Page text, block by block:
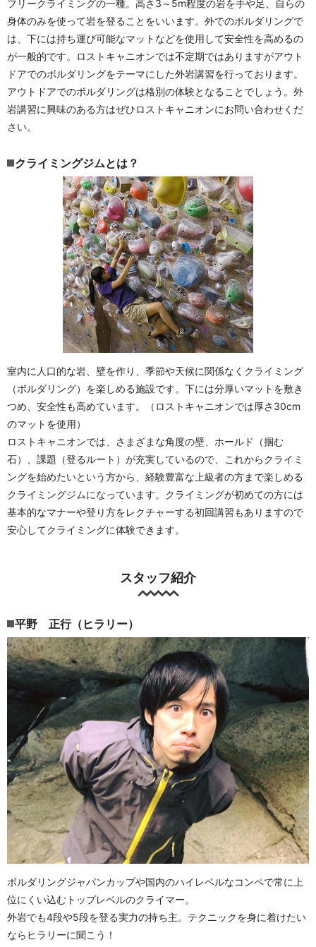
フリークライミングの一種。高さ3～5m程度の岩を手や足、自らの
身体のみを使って岩を登ることをいいます。外でのボルダリングで
は、下には持ち運び可能なマットなどを使用して安全性を高めるの
が一般的です。ロストキャニオンでは不定期ではありますがアウト
ドアでのボルダリングをテーマにした外岩講習を行っております。
アウトドアでのボルダリングは格別の体験となることでしょう。外
岩講習に興味のある方はぜひロストキャニオンにお問い合わせくだ
さい。
クライミングジムとは？
室内に人口的な岩、壁を作り、季節や天候に関係なくクライミング
（ボルダリング）を楽しめる施設です。下には分厚いマットを敷き
つめ、安全性も高めています。（ロストキャニオンでは厚さ30cm
のマットを使用）
ロストキャニオンでは、さまざまな角度の壁、ホールド（掴む
石）、課題（登るルート）が充実しているので、これからクライミ
ングを始めたいという方から、経験豊富な上級者の方まで楽しめる
クライミングジムになっています。クライミングが初めての方には
基本的なマナーや登り方をレクチャーする初回講習もありますので
安心してクライミングに体験できます。
スタッフ紹介
平野 正行（ヒラリー）
ボルダリングジャパンカップや国内のハイレベルなコンペで常に上
位にくい込むトップレベルのクライマー。
外岩でも4段や5段を登る実力の持ち主。テクニックを身に着けたい
ならヒラリーに聞こう！